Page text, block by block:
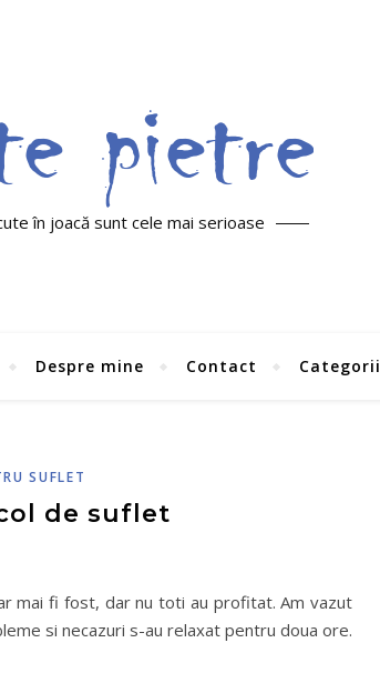
în joacă sunt cele mai serioase
Despre mine Contact Categorii
SUFLET
de suflet
mai fi fost, dar nu toti au profitat. Am vazut
si necazuri s-au relaxat pentru doua ore.